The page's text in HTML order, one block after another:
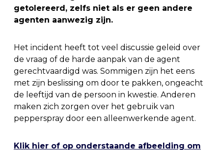
getolereerd, zelfs niet als er geen andere
agenten aanwezig zijn.
Het incident heeft tot veel discussie geleid over
de vraag of de harde aanpak van de agent
gerechtvaardigd was. Sommigen zijn het eens
met zijn beslissing om door te pakken, ongeacht
de leeftijd van de persoon in kwestie. Anderen
maken zich zorgen over het gebruik van
pepperspray door een alleenwerkende agent.
Klik hier of op onderstaande afbeelding om